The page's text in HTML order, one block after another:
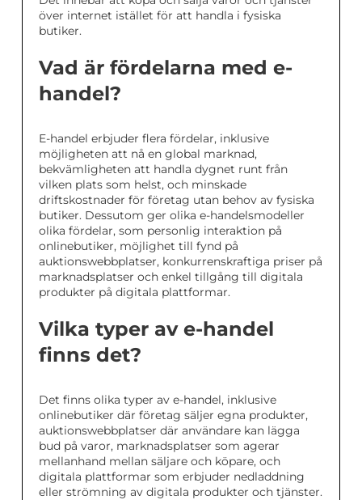
över internet istället för att handla i fysiska
butiker.
Vad är fördelarna med e-
handel?
E-handel erbjuder flera fördelar, inklusive
möjligheten att nå en global marknad,
bekvämligheten att handla dygnet runt från
vilken plats som helst, och minskade
driftskostnader för företag utan behov av fysiska
butiker. Dessutom ger olika e-handelsmodeller
olika fördelar, som personlig interaktion på
onlinebutiker, möjlighet till fynd på
auktionswebbplatser, konkurrenskraftiga priser på
marknadsplatser och enkel tillgång till digitala
produkter på digitala plattformar.
Vilka typer av e-handel
finns det?
Det finns olika typer av e-handel, inklusive
onlinebutiker där företag säljer egna produkter,
auktionswebbplatser där användare kan lägga
bud på varor, marknadsplatser som agerar
mellanhand mellan säljare och köpare, och
digitala plattformar som erbjuder nedladdning
eller strömning av digitala produkter och tjänster.